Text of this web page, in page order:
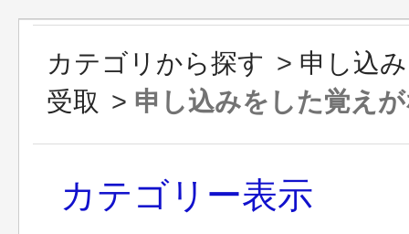
カテゴリから探す > 申し込
受取 > 申し込みをした覚え
カテゴリー表示